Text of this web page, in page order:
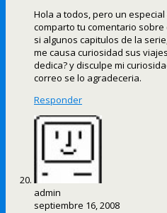
Hola a todos, pero un
comparto tu comentario
si algunos capitulos de la
me causa curiosidad sus
dedica? y disculpe mi
correo se lo agradeceria.
Responder
admin
septiembre 16, 2008